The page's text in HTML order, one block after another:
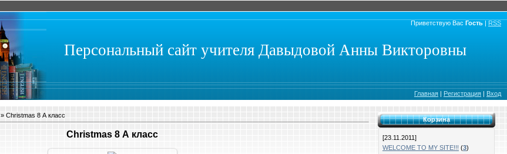
Приветствую Вас Гость | RSS
Персональный сайт учителя Давыдовой Анны Викторовны
Главная | Регистрация | Вход
» Christmas 8 А класс
Christmas 8 А класс
Корзина
[23.11.2011]
WELCOME TO MY SITE!!! (3)